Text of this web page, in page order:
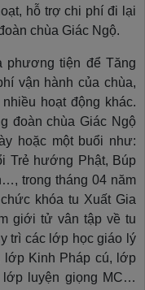
hỗ trợ chi phí đi lại
chùa Giác Ngộ.
phương tiện để Tăng
vận hành của chùa,
hoạt động khác.
đoàn chùa Giác Ngộ
hoặc một buổi như:
Trẻ hướng Phật, Búp
trong tháng 04 năm
khóa tu Xuất Gia
giới tử vân tập về tu
trì các lớp học giáo lý
lớp Kinh Pháp cú, lớp
lớp luyện giọng MC…